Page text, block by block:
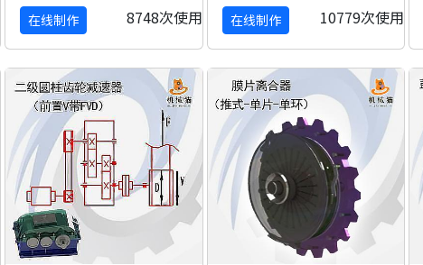
在线制作 8748次使用 在线制作 10779次使用